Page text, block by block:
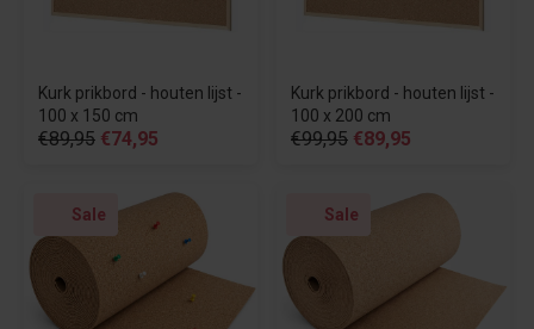
Kurk prikbord - houten lijst -
100 x 150 cm
€89,95 €74,95
Kurk prikbord - houten lijst -
100 x 200 cm
€99,95 €89,95
Sale Sale